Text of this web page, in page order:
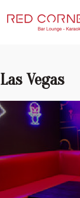
Las Vegas